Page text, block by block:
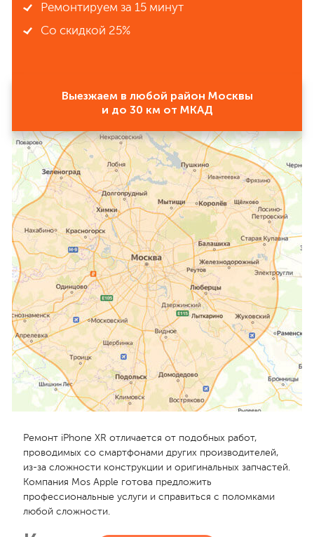
Ремонтируем за 15 минут
Со скидкой 25%
Выезжаем в любой район Москвы
и до 30 км от МКАД
Ремонт iPhone XR отличается от подобных работ,
проводимых со смартфонами других производителей,
из-за сложности конструкции и оригинальных запчастей.
Компания Mos Apple готова предложить
профессиональные услуги и справиться с поломками
любой сложности.